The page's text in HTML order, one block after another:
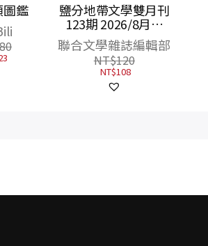
圖鑑
鹽分地帶文學雙月刊
123期 2026/8月號
（臺南野球物語）
聯合文學雜誌編輯部
NT$120
NT$108